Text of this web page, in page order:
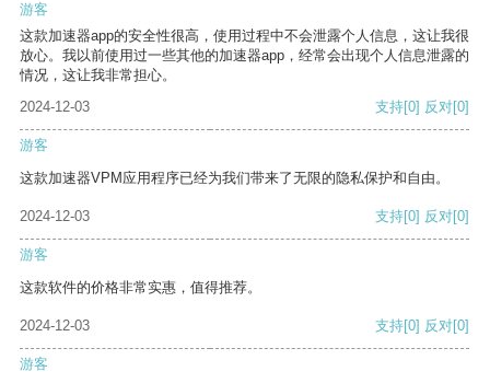
游客
这款加速器app的安全性很高，使用过程中不会泄露个人信息，这让我很
放心。我以前使用过一些其他的加速器app，经常会出现个人信息泄露的
情况，这让我非常担心。
2024-12-03
支持[0] 反对[0]
游客
这款加速器VPM应用程序已经为我们带来了无限的隐私保护和自由。
2024-12-03 支持[0] 反对[0]
游客
这款软件的价格非常实惠，值得推荐。
2024-12-03 支持[0] 反对[0]
游客